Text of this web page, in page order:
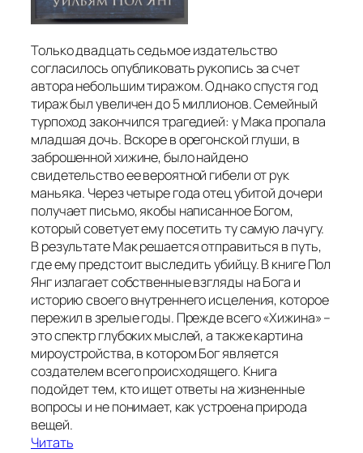
Только двадцать седьмое издательство
согласилось опубликовать рукопись за счет
автора небольшим тиражом. Однако спустя год
тираж был увеличен до 5 миллионов. Семейный
турпоход закончился трагедией: у Мака пропала
младшая дочь. Вскоре в орегонской глуши, в
заброшенной хижине, было найдено
свидетельство ее вероятной гибели от рук
маньяка. Через четыре года отец убитой дочери
получает письмо, якобы написанное Богом,
который советует ему посетить ту самую лачугу.
В результате Мак решается отправиться в путь,
где ему предстоит выследить убийцу. В книге Пол
Янг излагает собственные взгляды на Бога и
историю своего внутреннего исцеления, которое
пережил в зрелые годы. Прежде всего «Хижина» –
это спектр глубоких мыслей, а также картина
мироустройства, в котором Бог является
создателем всего происходящего. Книга
подойдет тем, кто ищет ответы на жизненные
вопросы и не понимает, как устроена природа
вещей.
Читать